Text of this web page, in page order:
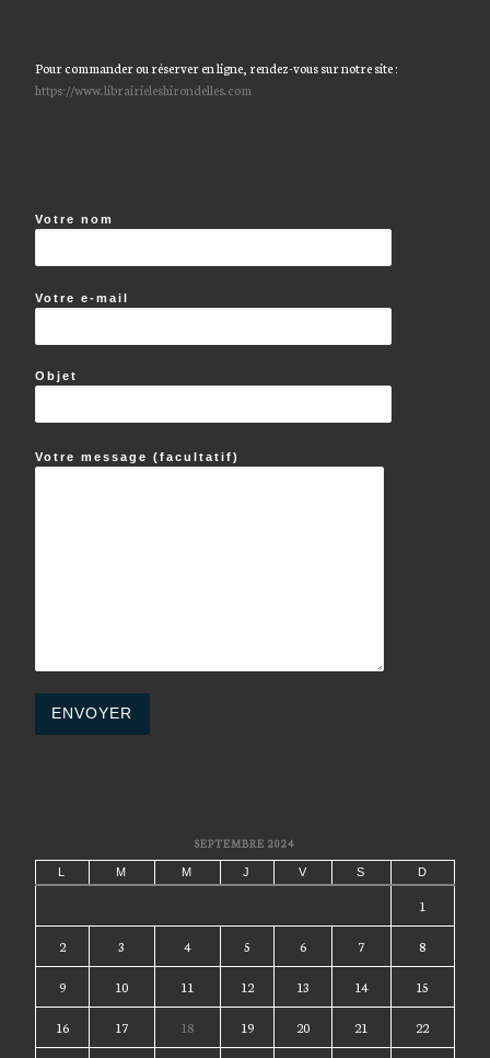
Pour commander ou réserver en ligne, rendez-vous sur notre site :
https://www.librairieleshirondelles.com
Votre nom
Votre e-mail
Objet
Votre message (facultatif)
SEPTEMBRE 2024
M M J V S D
1
2 3 4 5 6 7 8
9 10 11 12 13 14 15
16 17 18 19 20 21 22